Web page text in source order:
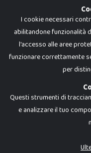
Dadi e Mattoncini è un brand
I prezzi e le promozioni
I cookie necessari
abilitandone funzionalità
l'accesso alle aree
funzionare correttamente
per
Questi strumenti di
e analizzare il tuo